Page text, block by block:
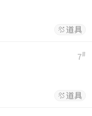
 道具
7#
 道具